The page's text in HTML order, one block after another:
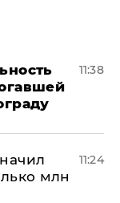
11:38
млн
11:24